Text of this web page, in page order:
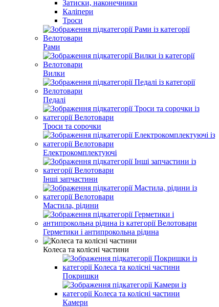
Затиски, наконечники
Каліпери
Троси
Рами
Вилки
Педалі
Троси та сорочки
Електрокомплектуючі
Інші запчастини
Мастила, рідини
Герметики і антипрокольна рідина
Колеса та колісні частини
Покришки
Камери